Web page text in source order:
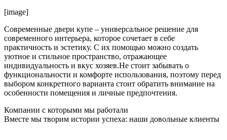
[image]
Современные двери купе – универсальное решение для
современного интерьера, которое сочетает в себе
практичность и эстетику. С их помощью можно создать
уютное и стильное пространство, отражающее
индивидуальность и вкус хозяев.Не стоит забывать о
функциональности и комфорте использования, поэтому перед
выбором конкретного варианта стоит обратить внимание на
особенности помещения и личные предпочтения.
Компании с которыми мы работали
Вместе мы творим истории успеха: наши довольные клиенты